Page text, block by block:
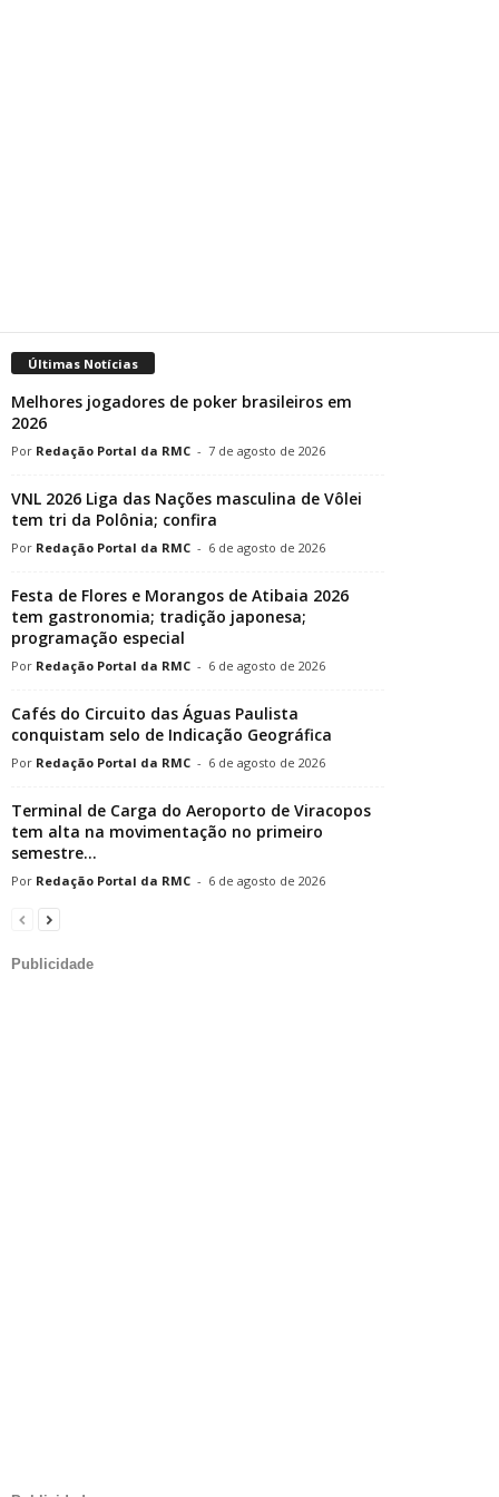
Últimas Notícias
Melhores jogadores de poker brasileiros em
2026
Redação Portal da RMC - 7 de agosto de 2026
VNL 2026 Liga das Nações masculina de Vôlei
tem tri da Polônia; confira
Redação Portal da RMC - 6 de agosto de 2026
Festa de Flores e Morangos de Atibaia 2026
tem gastronomia; tradição japonesa;
programação especial
Redação Portal da RMC - 6 de agosto de 2026
Cafés do Circuito das Águas Paulista
conquistam selo de Indicação Geográfica
Redação Portal da RMC - 6 de agosto de 2026
Terminal de Carga do Aeroporto de Viracopos
tem alta na movimentação no primeiro
semestre...
Redação Portal da RMC - 6 de agosto de 2026
Publicidade